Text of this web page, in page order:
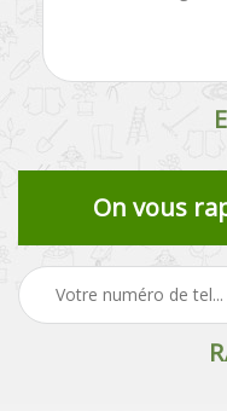
On vous